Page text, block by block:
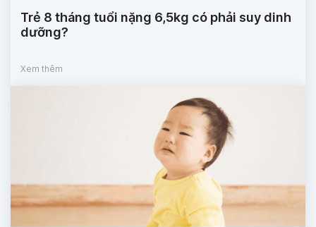
Trẻ 8 tháng tuổi nặng 6,5kg có phải suy dinh
dưỡng?
Xem thêm